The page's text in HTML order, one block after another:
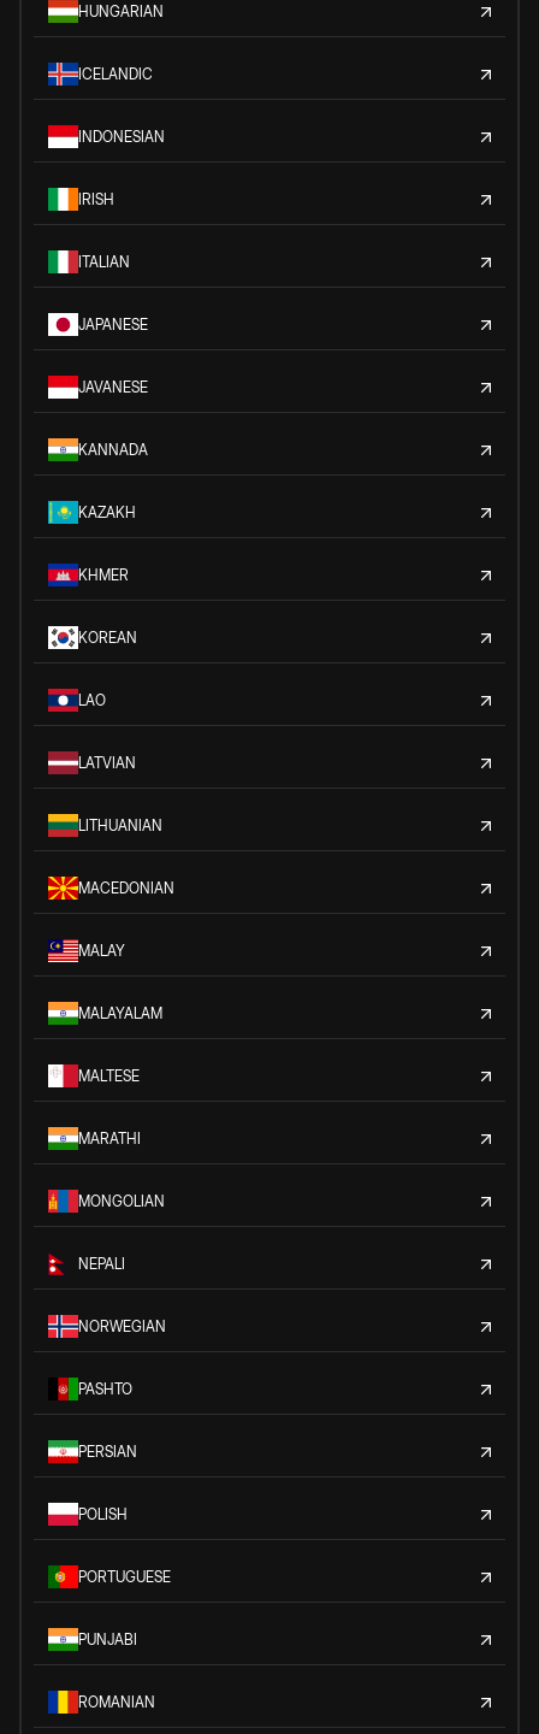
HUNGARIAN
ICELANDIC
INDONESIAN
IRISH
ITALIAN
JAPANESE
JAVANESE
KANNADA
KAZAKH
KHMER
KOREAN
LAO
LATVIAN
LITHUANIAN
MACEDONIAN
MALAY
MALAYALAM
MALTESE
MARATHI
MONGOLIAN
NEPALI
NORWEGIAN
PASHTO
PERSIAN
POLISH
PORTUGUESE
PUNJABI
ROMANIAN